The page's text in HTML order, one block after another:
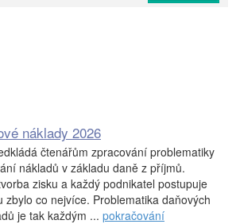
náklady 2026
čtenářům zpracování problematiky
nákladů v základu daně z příjmů.
zisku a každý podnikatel postupuje
zbylo co nejvíce. Problematika daňových
je tak každým ... pokračování